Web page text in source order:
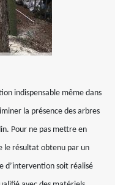
indispensable même dans
la présence des arbres
Pour ne pas mettre en
le résultat obtenu par un
d’intervention soit réalisé